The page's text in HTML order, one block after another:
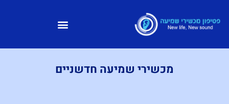
מכשירי שמיעה חדשניים